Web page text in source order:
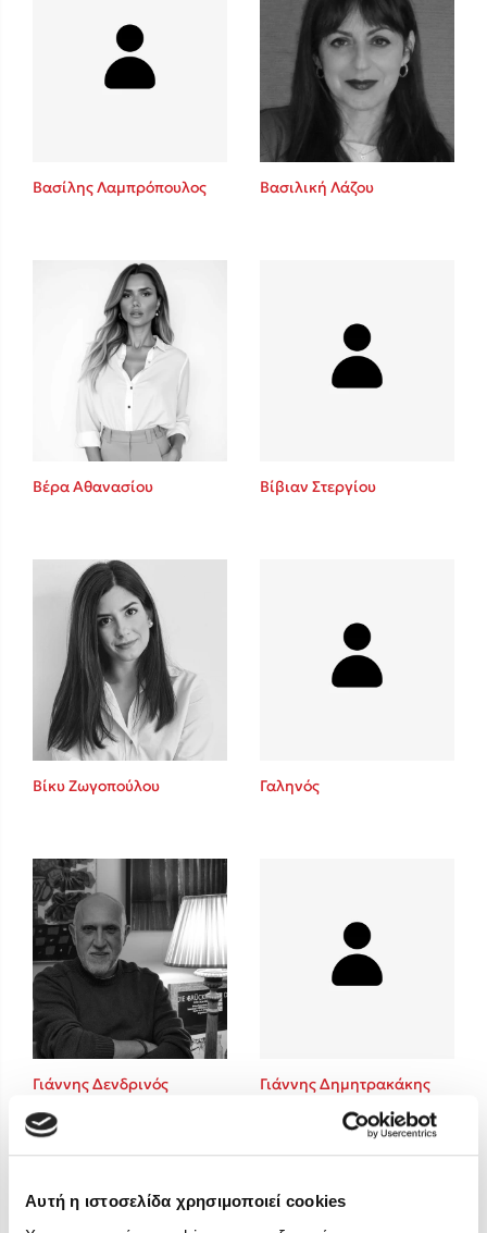
Αυτή η ιστοσελίδα χρησιμοποιεί cookies
Ιωάννης Γλωσσόπουλος
Ένας γίγαντας στο σχολείο
Δανάη Δεληγεώργη
Mel Robbins
Η μέθοδος Αφήστε τους
Δημοφιλείς Συγγραφείς
Φυστίκι ΠουΚυλάει
Παύλος Καστανάς
El Sombrero
Στέφανος Ξενάκης
Sebastian Fitzek
Κατρίνα Τσάνταλη
Lucinda Riley
Mimi Matthews
Benzamin Bécue
Rebecca Yarros
Teo Benedetti
Τζένη Κουτσοδημητροπούλου
Ali Hazelwood
Cori Doerrfeld
Pierdomenico Baccalario
Δανάη Ιμπραχήμ
Βασίλης Λαμπρόπουλος Βασιλική Λάζου
Βέρα Αθανασίου Βίβιαν Στεργίου
Βίκυ Ζωγοπούλου Γαληνός
Γιάννης Δενδρινός Γιάννης Δημητρακάκης